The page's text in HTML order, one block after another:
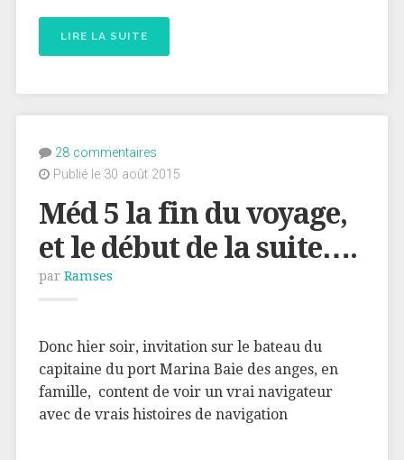
LIRE LA SUITE
28 commentaires
Publié le 30 août 2015
Méd 5 la fin du voyage,
et le début de la suite….
par Ramses
Donc hier soir, invitation sur le bateau du
capitaine du port Marina Baie des anges, en
famille, content de voir un vrai navigateur
avec de vrais histoires de navigation